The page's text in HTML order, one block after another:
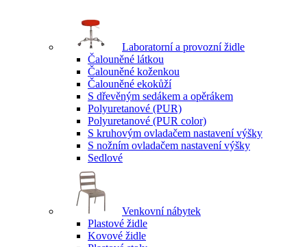
Laboratorní a provozní židle
Čalouněné látkou
Čalouněné koženkou
Čalouněné ekokůží
S dřevěným sedákem a opěrákem
Polyuretanové (PUR)
Polyuretanové (PUR color)
S kruhovým ovladačem nastavení výšky
S nožním ovladačem nastavení výšky
Sedlové
Venkovní nábytek
Plastové židle
Kovové židle